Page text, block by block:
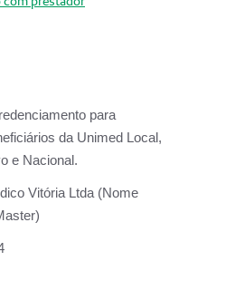
para
da Unimed Local,
e Nacional.
Vitória Ltda (Nome